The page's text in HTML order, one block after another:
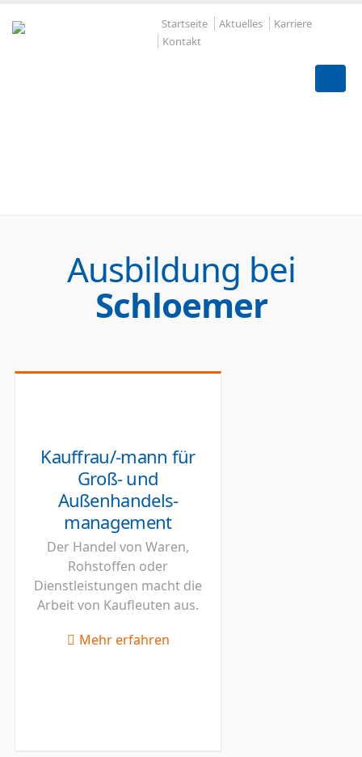
Startseite Aktuelles
Karriere
Kontakt
Ausbildung bei
Schloemer
Kauffrau/-mann für
Groß- und
Außenhandels-
management
Der Handel von Waren,
Rohstoffen oder
Dienstleistungen macht die
Arbeit von Kaufleuten aus.
Mehr erfahren